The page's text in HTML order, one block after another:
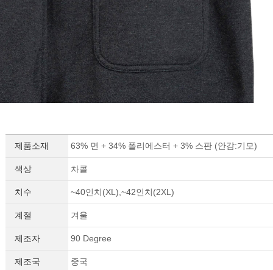
제품소재 63% 면 + 34% 폴리에스터 + 3% 스판 (안감:기모)
색상 차콜
치수 ~40인치(XL),~42인치(2XL)
계절 겨울
제조자 90 Degree
제조국 중국